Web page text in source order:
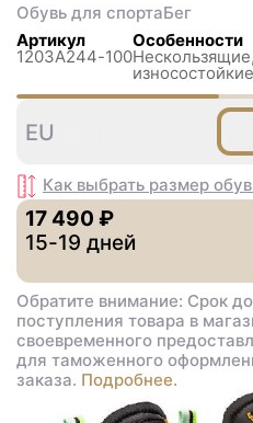
Обувь для спортаБег
Артикул
1203A244-100
Особенности
Нескользящиe,
износостойкие
EU
Как выбрать размер
17 490 ₽
15-19 дней
Обратите внимание: Срок
поступления товара в
своевременного
для таможенного
заказа. Подробнее.